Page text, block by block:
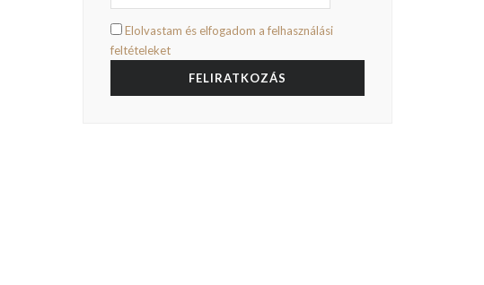
Elolvastam és elfogadom a felhasználási
feltételeket